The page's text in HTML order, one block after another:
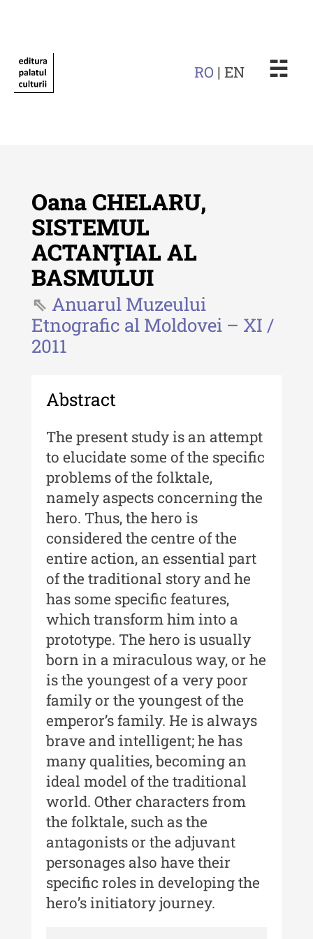
RO | EN ☵
Revista "Cercetări istorice"
Revista "Cercetări istorice" - XLIV
- 2025
Revista "Cercetări istorice" - XLIII
- 2024
Buletinul ”Ioan Neculce” al Muzeului
de Istorie a Moldovei
Buletinul ”Ioan Neculce” al
Muzeului de Istorie a Moldovei -
XXIV / 2018
Buletinul ”Ioan Neculce” al
Muzeului de Istorie a Moldovei -
XXIII / 2017
Buletinul ”Ioan Neculce” al
Muzeului de Istorie a Moldovei -
XXII / 2016
Indexul Complet
Anuarul Muzeului Etnografic al
Moldovei
Anuarul Muzeului Etnografic al
Moldovei - XXII / 2022
Anuarul Muzeului Etnografic al
Moldovei - XXI / 2021
Anuarul Muzeului Etnografic al
Moldovei - XX / 2020
Indexul Complet
Oana CHELARU,
SISTEMUL
ACTANŢIAL AL
BASMULUI
Anuarul Muzeului
Etnografic al Moldovei – XI /
2011
Abstract
The present study is an attempt
to elucidate some of the specific
problems of the folktale,
namely aspects concerning the
hero. Thus, the hero is
considered the centre of the
entire action, an essential part
of the traditional story and he
has some specific features,
which transform him into a
prototype. The hero is usually
born in a miraculous way, or he
is the youngest of a very poor
family or the youngest of the
emperor’s family. He is always
brave and intelligent; he has
many qualities, becoming an
ideal model of the traditional
world. Other characters from
the folktale, such as the
antagonists or the adjuvant
personages also have their
specific roles in developing the
hero’s initiatory journey.